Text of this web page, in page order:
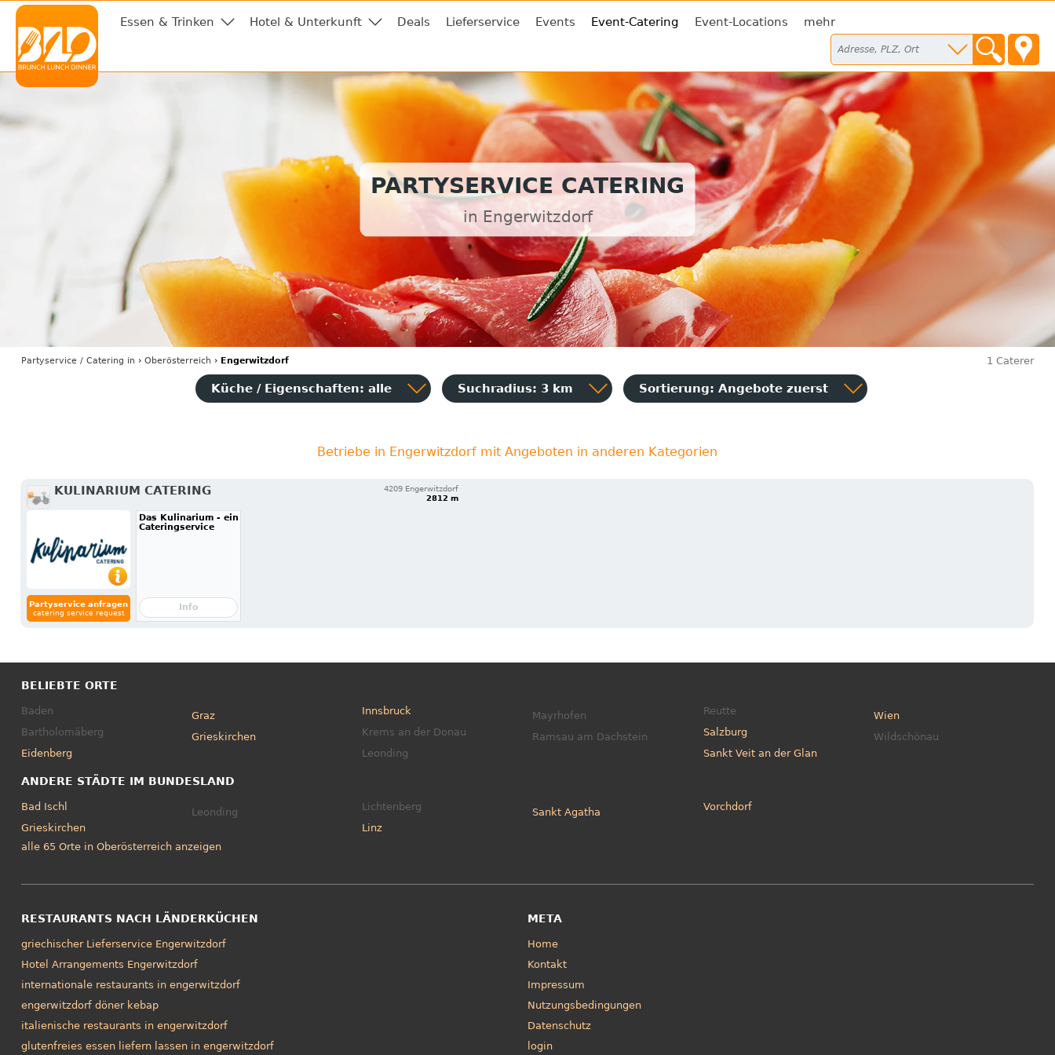
Essen & Trinken Hotel & Unterkunft Deals Lieferservice Events Event-Catering Event-Locations mehr
PARTYSERVICE CATERING
in Engerwitzdorf
Partyservice / Catering in › Oberösterreich › Engerwitzdorf 1 Caterer
Küche / Eigenschaften: alle Suchradius: 3 km Sortierung: Angebote zuerst
Betriebe in Engerwitzdorf mit Angeboten in anderen Kategorien
KULINARIUM CATERING
4209 Engerwitzdorf
2812 m
Partyservice anfragen
catering service request
Das Kulinarium - ein
Cateringservice
Info
BELIEBTE ORTE
Baden
Bartholomäberg
Eidenberg
Graz
Grieskirchen
Innsbruck
Krems an der Donau
Leonding
Mayrhofen
Ramsau am Dachstein
Reutte
Salzburg
Sankt Veit an der Glan
Wien
Wildschönau
ANDERE STÄDTE IM BUNDESLAND
Bad Ischl
Grieskirchen
Leonding
Lichtenberg
Linz
Sankt Agatha Vorchdorf
alle 65 Orte in Oberösterreich anzeigen
RESTAURANTS NACH LÄNDERKÜCHEN
griechischer Lieferservice Engerwitzdorf
Hotel Arrangements Engerwitzdorf
internationale restaurants in engerwitzdorf
engerwitzdorf döner kebap
italienische restaurants in engerwitzdorf
glutenfreies essen liefern lassen in engerwitzdorf
META
Home
Kontakt
Impressum
Nutzungsbedingungen
Datenschutz
login